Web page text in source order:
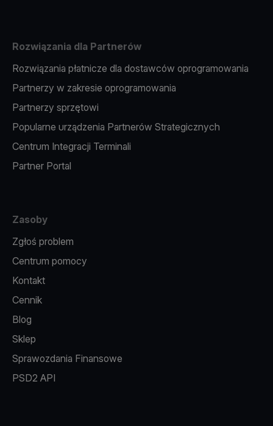
Rozwiązania dla Partnerów
Rozwiązania płatnicze dla dostawców oprogramowania
Partnerzy w zakresie oprogramowania
Partnerzy sprzętowi
Popularne urządzenia Partnerów Strategicznych
Centrum Integracji Terminali
Partner Portal
Zasoby
Zgłoś problem
Centrum pomocy
Kontakt
Cennik
Blog
Sklep
Sprawozdania Finansowe
PSD2 API